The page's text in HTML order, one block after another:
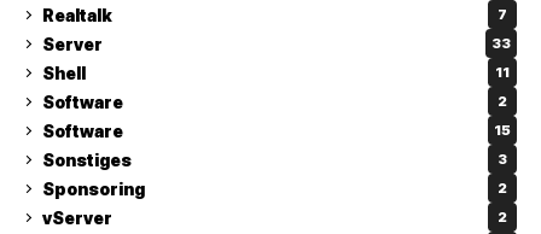
Realtalk 7
Server 33
Shell 11
Software 2
Software 15
Sonstiges 3
Sponsoring 2
vServer 2